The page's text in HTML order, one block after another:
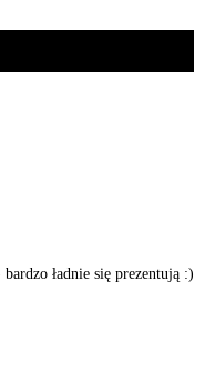
ładnie się prezentują :)